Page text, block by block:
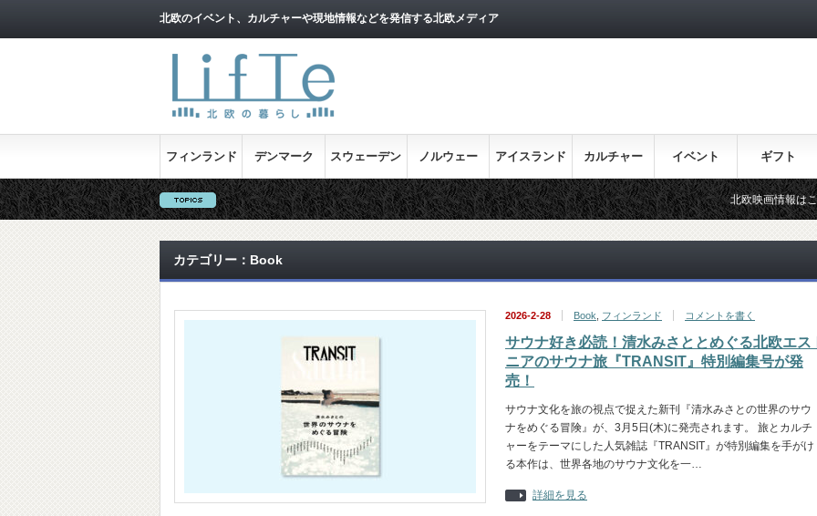
北欧のイベント、カルチャーや現地情報などを発信する北欧メディア
フィンランド デンマーク スウェーデン ノルウェー アイスランド カルチャー イベント ギフト
北欧映画情報はこちら♪
カテゴリー：Book
2026-2-28 Book フィンランド コメントを書く
サウナ好き必読！清水みさととめぐる北欧エス
ニアのサウナ旅『TRANSIT』特別編集号が発
売！
サウナ文化を旅の視点で捉えた新刊『清水みさとの世界のサウ
ナをめぐる冒険』が、3月5日(木)に発売されます。 旅とカルチ
ャーをテーマにした人気雑誌『TRANSIT』が特別編集を手がけ
る本作は、世界各地のサウナ文化を一…
詳細を見る